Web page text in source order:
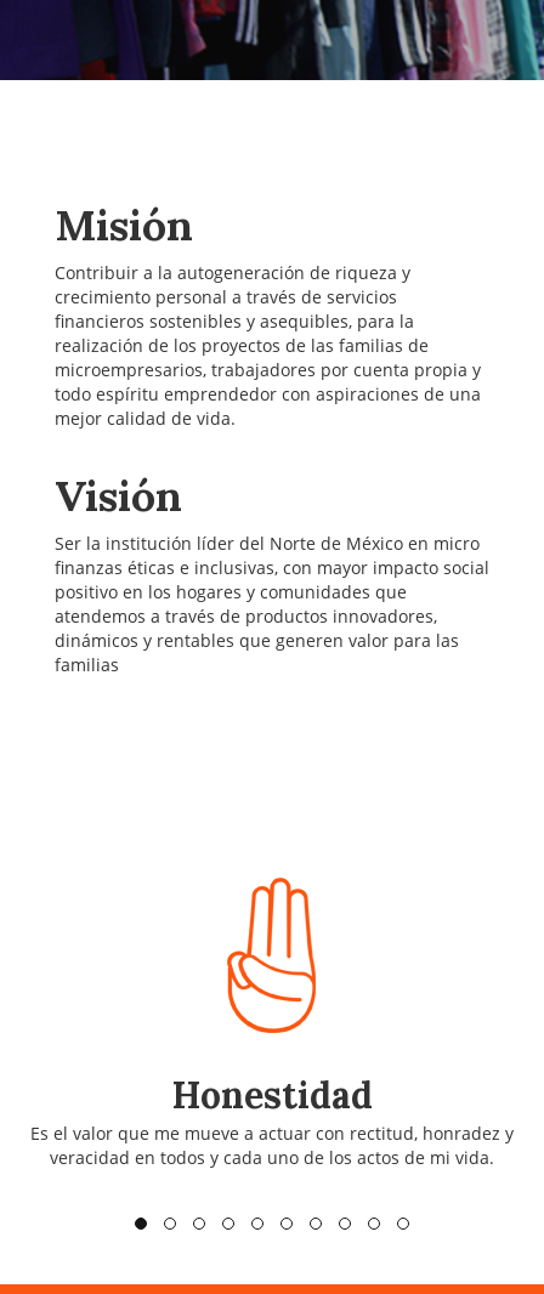
Misión
Contribuir a la autogeneración de riqueza y
crecimiento personal a través de servicios
financieros sostenibles y asequibles, para la
realización de los proyectos de las familias de
microempresarios, trabajadores por cuenta propia y
todo espíritu emprendedor con aspiraciones de una
mejor calidad de vida.
Visión
Ser la institución líder del Norte de México en micro
finanzas éticas e inclusivas, con mayor impacto social
positivo en los hogares y comunidades que
atendemos a través de productos innovadores,
dinámicos y rentables que generen valor para las
familias
Honestidad
Es el valor que me mueve a actuar con rectitud, honradez y
veracidad en todos y cada uno de los actos de mi vida.